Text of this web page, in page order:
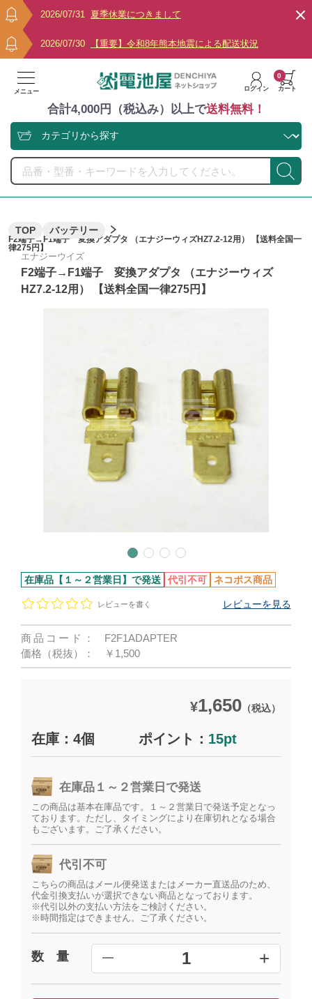
2026/07/31 夏季休業につきまして
2026/07/30 【重要】令和8年熊本地震による配送状況
メニュー ログイン カート
0
合計4,000円（税込み）以上で送料無料！
TOP バッテリー
F2端子→F1端子 変換アダプタ （エナジーウィズHZ7.2-12用） 【送料全国一
律275円】
エナジーウイズ
F2端子→F1端子 変換アダプタ （エナジーウィズ
HZ7.2-12用） 【送料全国一律275円】
在庫品【１～２営業日】で発送 代引不可 ネコポス商品
レビューを書く レビューを見る
商品コード：
F2F1ADAPTER
価格（税抜）：
￥1,500
¥1,650（税込）
在庫：4個 ポイント： 15pt
在庫品１～２営業日で発送
この商品は基本在庫品です。１～２営業日で発送予定となっ
ております。ただし、タイミングにより在庫切れとなる場合
もございます。ご了承ください。
代引不可
こちらの商品はメール便発送またはメーカー直送品のため、
代金引換支払いが選択できない商品となっております。
※代引以外の支払い方法をご検討ください。
※時間指定はできません。ご了承ください。
数 量 ━ 1 +